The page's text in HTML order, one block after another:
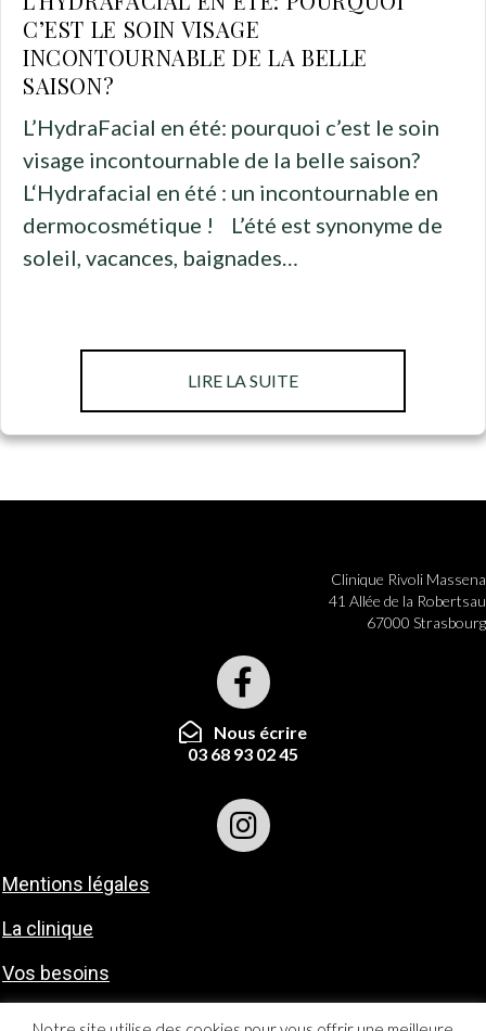
C’EST LE SOIN VISAGE
INCONTOURNABLE DE LA BELLE
SAISON?
L’HydraFacial en été: pourquoi c’est le soin
visage incontournable de la belle saison?
L‘Hydrafacial en été : un incontournable en
dermocosmétique ! L’été est synonyme de
soleil, vacances, baignades…
LIRE LA SUITEABOUT
Clinique Rivoli Massena
41 Allée de la Robertsau
67000 Strasbourg
Nous écrire
03 68 93 02 45
Mentions légales
La clinique
Vos besoins